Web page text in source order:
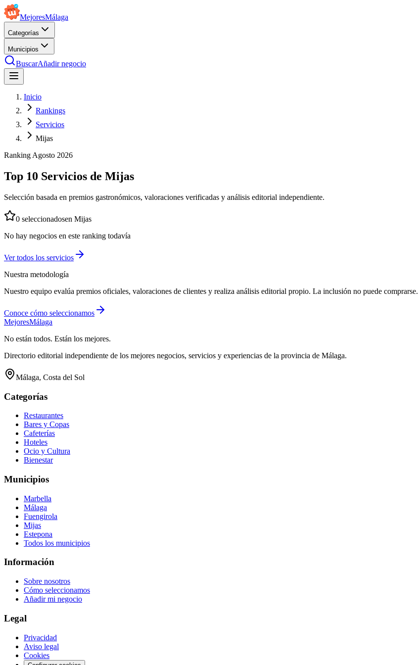
MejoresMálaga
Categorías
Municipios
BuscarAñadir negocio
Inicio
Rankings
Servicios
Mijas
Ranking Agosto 2026
Top 10 Servicios de Mijas
Selección basada en premios gastronómicos, valoraciones verificadas y análisis editorial independiente.
0 seleccionadosen Mijas
No hay negocios en este ranking todavía
Ver todos los servicios
Nuestra metodología
Nuestro equipo evalúa premios oficiales, valoraciones de clientes y realiza análisis editorial propio. La inclusión no puede comprarse.
Conoce cómo seleccionamos
MejoresMálaga
No están todos. Están los mejores.
Directorio editorial independiente de los mejores negocios, servicios y experiencias de la provincia de Málaga.
Málaga, Costa del Sol
Categorías
Restaurantes
Bares y Copas
Cafeterías
Hoteles
Ocio y Cultura
Bienestar
Municipios
Marbella
Málaga
Fuengirola
Mijas
Estepona
Todos los municipios
Información
Sobre nosotros
Cómo seleccionamos
Añadir mi negocio
Legal
Privacidad
Aviso legal
Cookies